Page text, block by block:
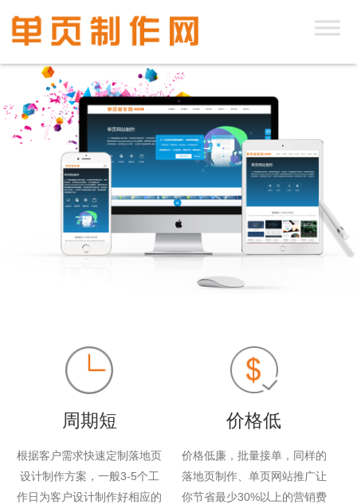
周期短
根据客户需求快速定制落地页
设计制作方案，一般3-5个工
作日为客户设计制作好相应的
价格低
价格低廉，批量接单，同样的
落地页制作、单页网站推广让
你节省最少30%以上的营销费